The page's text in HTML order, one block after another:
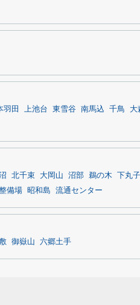
羽田 上池台 東雪谷 南馬込 千鳥 大
北千束 大岡山 沼部 鵜の木 下丸子
備場 昭和島 流通センター
御嶽山 六郷土手